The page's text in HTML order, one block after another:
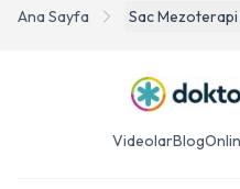
Ana Sayfa Sac Mezoterapi
VideolarBlog